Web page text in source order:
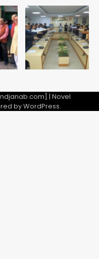
| Novel
byWordPress.